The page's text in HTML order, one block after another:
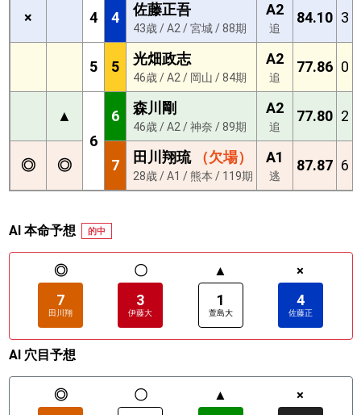
× 4 4 佐藤正吾
43歳 / A2 / 宮城 / 88期
A2
追
84.10 3
5 5 光畑政志
46歳 / A2 / 岡山 / 84期
A2
追
77.86 0
▲
6
6 森川剛
46歳 / A2 / 神奈 / 89期
A2
追
77.80 2
◎ ◎ 7 田川翔琉 （欠場）
28歳 / A1 / 熊本 / 119期
A1
逃
87.87 6
AI 本命予想 的中
◎
7
田川翔
〇
3
伊藤大
▲
1
萱島大
×
4
佐藤正
AI 穴目予想
◎ 〇 ▲ ×